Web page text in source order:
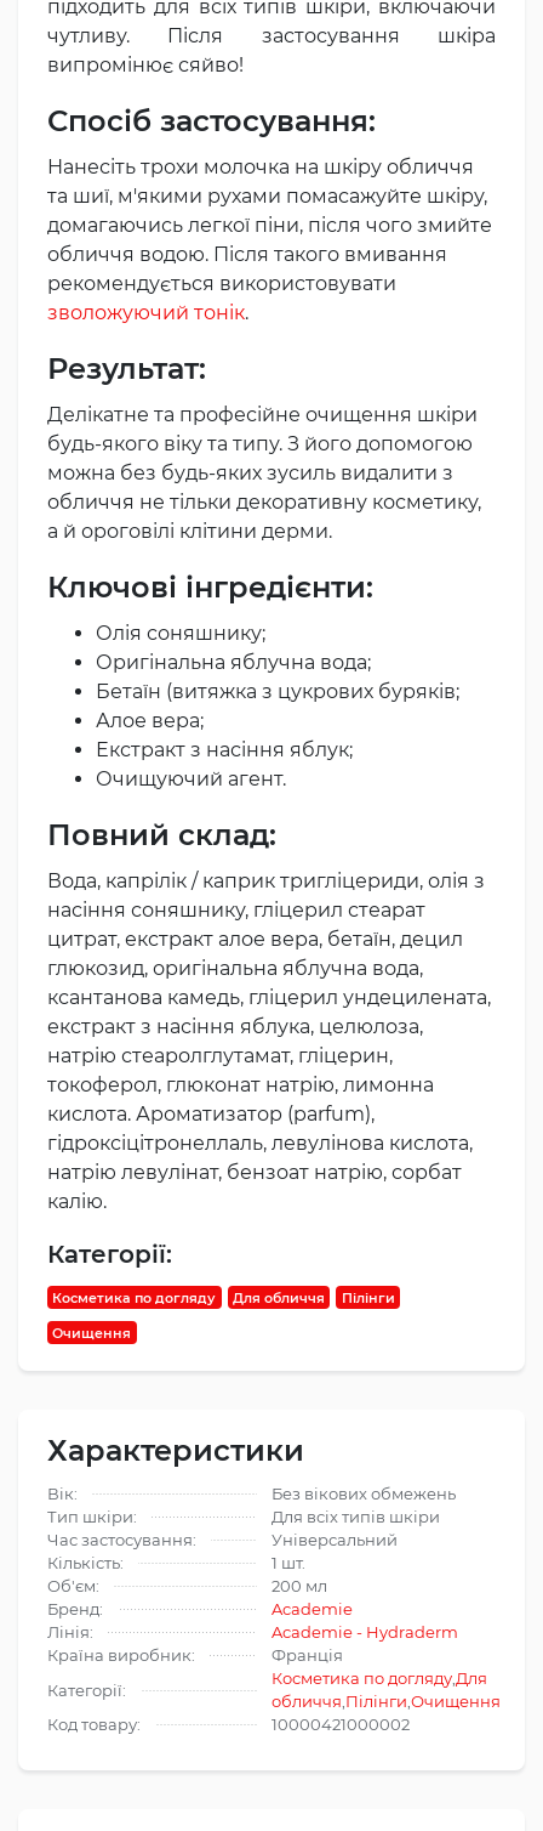
підходить для всіх типів шкіри, включаючи
чутливу. Після застосування шкіра
випромінює сяйво!
Спосіб застосування:
Нанесіть трохи молочка на шкіру обличчя
та шиї, м'якими рухами помасажуйте шкіру,
домагаючись легкої піни, після чого змийте
обличчя водою. Після такого вмивання
рекомендується використовувати
зволожуючий тонік.
Результат:
Делікатне та професійне очищення шкіри
будь-якого віку та типу. З його допомогою
можна без будь-яких зусиль видалити з
обличчя не тільки декоративну косметику,
а й ороговілі клітини дерми.
Ключові інгредієнти:
Олія соняшнику;
Оригінальна яблучна вода;
Бетаїн (витяжка з цукрових буряків;
Алое вера;
Екстракт з насіння яблук;
Очищуючий агент.
Повний склад:
Вода, капрілік / каприк тригліцериди, олія з
насіння соняшнику, гліцерил стеарат
цитрат, екстракт алое вера, бетаїн, децил
глюкозид, оригінальна яблучна вода,
ксантанова камедь, гліцерил ундецилената,
екстракт з насіння яблука, целюлоза,
натрію стеаролглутамат, гліцерин,
токоферол, глюконат натрію, лимонна
кислота. Ароматизатор (parfum),
гідроксіцітронеллаль, левулінова кислота,
натрію левулінат, бензоат натрію, сорбат
калію.
Категорії:
Косметика по догляду Для обличчя Пілінги
Очищення
Характеристики
Вік:
Без вікових обмежень
Тип шкіри:
Для всіх типів шкіри
Час застосування:
Універсальний
Кількість:
1 шт.
Об'єм:
200 мл
Бренд:
Academie
Лінія:
Academie - Hydraderm
Країна виробник:
Франція
Категорії:
Косметика по догляду,Для
обличчя,Пілінги,Очищення
Код товару:
10000421000002